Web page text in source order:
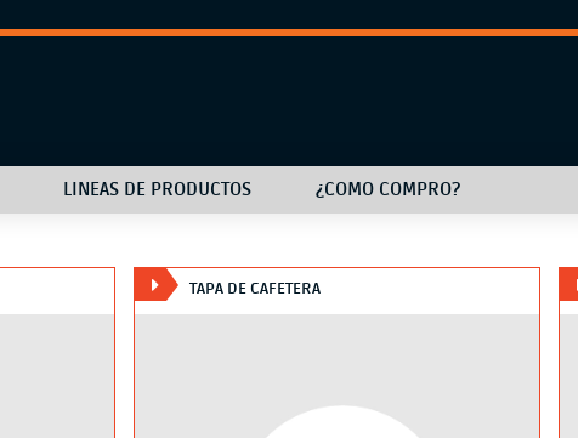
LINEAS DE PRODUCTOS ¿COMO COMPRO?
TAPA DE CAFETERA